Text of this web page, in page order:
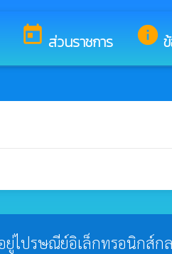
today ส่วนราชการ info
ยินดีต้อนรับสู่เว็บไซต์ของ องค์กา
ยู่ไปรษณีย์อิเล็กทรอนิกส์กล